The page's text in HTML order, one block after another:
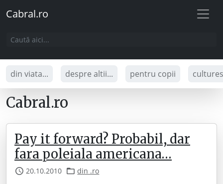
Cabral.ro
din viata... despre altii... pentru copii
Cabral.ro
Pay it forward? Probabil, dar
fara poleiala americana…
20.10.2010 din .ro